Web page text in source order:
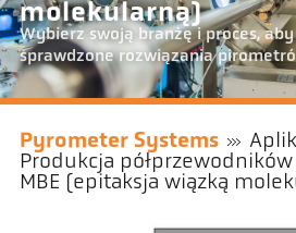
molekularną)
Wybierz swoją branżę i proces,
sprawdzone rozwiązania
Pyrometer Systems
Produkcja półprzewodników
MBE (epitaksja wiązką